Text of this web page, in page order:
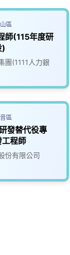
區
師(115年度研
)
團(1111人力銀
區
研發替代役專
工程師
份有限公司